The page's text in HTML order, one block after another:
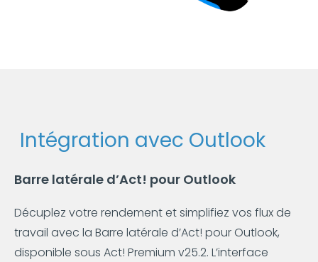
Intégration avec Outlook
Barre latérale d’Act! pour Outlook
Décuplez votre rendement et simplifiez vos flux de
travail avec la Barre latérale d’Act! pour Outlook,
disponible sous Act! Premium v25.2. L’interface